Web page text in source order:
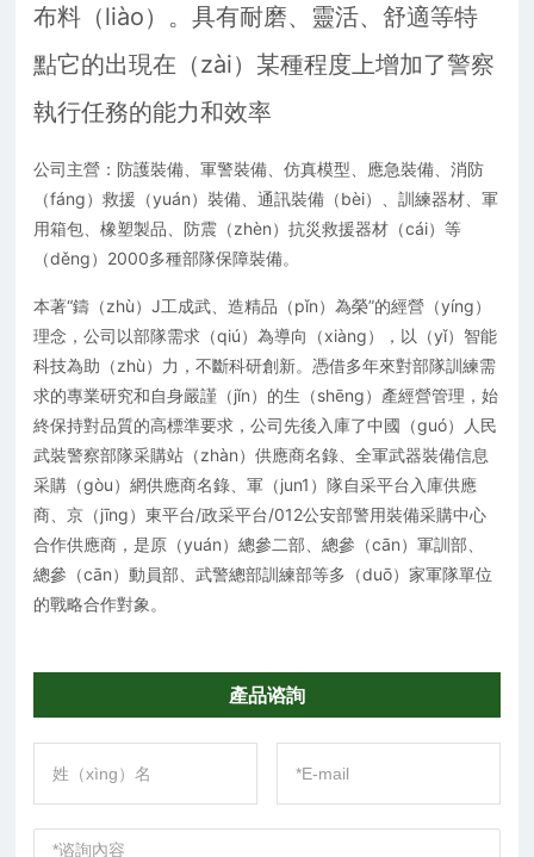
布料（liào）。具有耐磨、靈活、舒適等特
點它的出現在（zài）某種程度上增加了警察
執行任務的能力和效率
公司主營：防護裝備、軍警裝備、仿真模型、應急裝備、消防
（fáng）救援（yuán）裝備、通訊裝備（bèi）、訓練器材、軍
用箱包、橡塑製品、防震（zhèn）抗災救援器材（cái）等
（děng）2000多種部隊保障裝備。
本著“鑄（zhù）J工成武、造精品（pǐn）為榮”的經營（yíng）
理念，公司以部隊需求（qiú）為導向（xiàng），以（yǐ）智能
科技為助（zhù）力，不斷科研創新。憑借多年來對部隊訓練需
求的專業研究和自身嚴謹（jǐn）的生（shēng）產經營管理，始
終保持對品質的高標準要求，公司先後入庫了中國（guó）人民
武裝警察部隊采購站（zhàn）供應商名錄、全軍武器裝備信息
采購（gòu）網供應商名錄、軍（jun1）隊自采平台入庫供應
商、京（jīng）東平台/政采平台/012公安部警用裝備采購中心
合作供應商，是原（yuán）總參二部、總參（cān）軍訓部、
總參（cān）動員部、武警總部訓練部等多（duō）家軍隊單位
的戰略合作對象。
產品谘詢